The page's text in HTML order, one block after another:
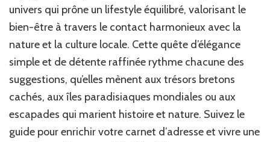
univers qui prône un lifestyle équilibré, valorisant le
bien-être à travers le contact harmonieux avec la
nature et la culture locale. Cette quête d’élégance
simple et de détente raffinée rythme chacune des
suggestions, qu’elles mènent aux trésors bretons
cachés, aux îles paradisiaques mondiales ou aux
escapades qui marient histoire et nature. Suivez le
guide pour enrichir votre carnet d’adresse et vivre une